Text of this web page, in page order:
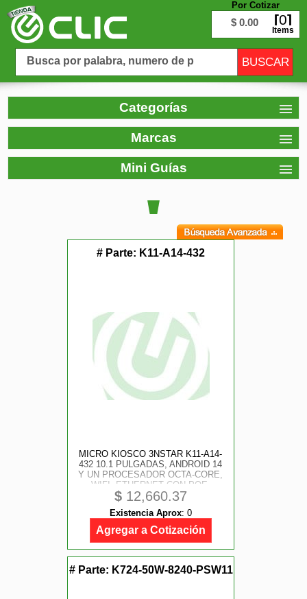
Por Cotizar
$ 0.00 0
Items
Categorías
Marcas
Mini Guías
# Parte: K11-A14-432
MICRO KIOSCO 3NSTAR K11-A14-
432 10.1 PULGADAS, ANDROID 14
Y UN PROCESADOR OCTA-CORE,
WIFI, ETHERNET CON POE,
BLUETOOTH Y MULTIPLES
PUERTOS USB
$ 12,660.37
Existencia Aprox: 0
Agregar a Cotización
# Parte: K724-50W-8240-PSW11